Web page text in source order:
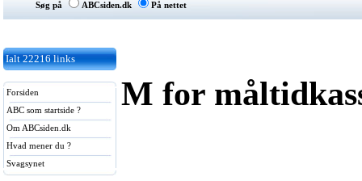
Søg på ABCsiden.dk På nettet
Ialt 22216 links
Forsiden
ABC som startside ?
Om ABCsiden.dk
Hvad mener du ?
Svagsynet
M for